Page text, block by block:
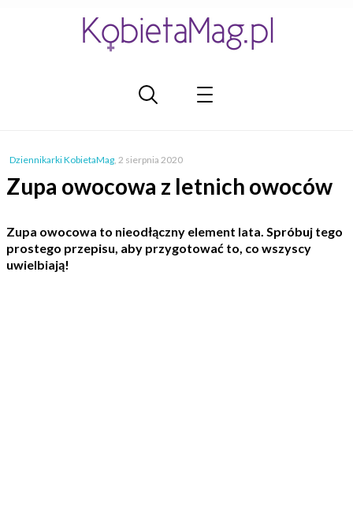
Dziennikarki KobietaMag, 2 sierpnia 2020
Zupa owocowa z letnich owoców
Zupa owocowa to nieodłączny element lata. Spróbuj tego
prostego przepisu, aby przygotować to, co wszyscy
uwielbiają!